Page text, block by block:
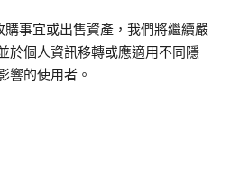
事宜或出售資產，我們將繼續嚴
於個人資訊移轉或應適用不同隱
響的使用者。